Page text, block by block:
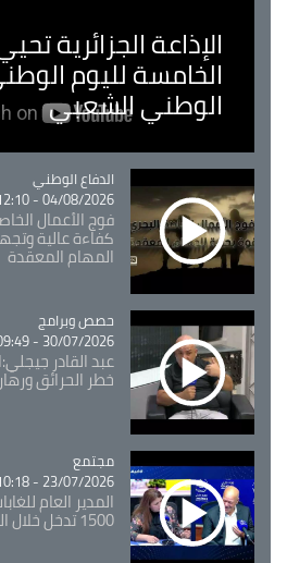
الإذاعة الجزائرية
الخامسة لليوم
الوطني الشعبي
Catégorie
الدفاع الوطني
04/08/2026 - 12:10
فوج الأعمال
كفاءة عالية
المهام المعقدة
Catégorie
حصص وبرامج
30/07/2026 - 09:49
عبد القادر
خطر الحرائق
Catégorie
مجتمع
23/07/2026 - 10:18
1500 تدخل خلال الموسم الحالي